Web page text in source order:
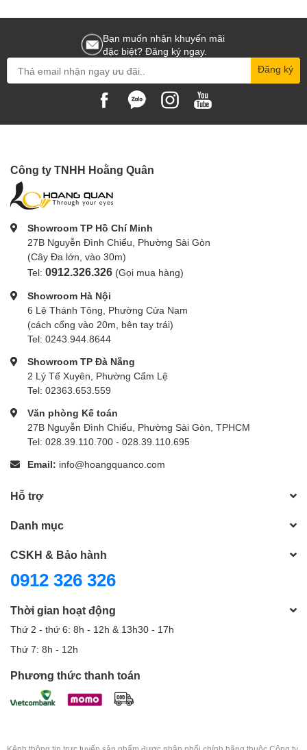
Bạn muốn nhận khuyến mãi
đặc biệt? Đăng ký ngay.
Đăng ký
Công ty TNHH Hoằng Quân
Showroom TP Hồ Chí Minh
27B Nguyễn Đình Chiểu, Phường Sài Gòn
(Cây Đa lớn, vào 30m)
Tel: 0912.326.326 (Gọi mua hàng)
Showroom Hà Nội
6 Lê Thánh Tông, Phường Cửa Nam
(cách cổng vào 20m, bên tay trái)
Tel: 0243.944.8644
Showroom TP Đà Nẵng
2 Lý Tế Xuyên, Phường Cẩm Lệ
Tel: 02363.653.559
Văn phòng Kế toán
27B Nguyễn Đình Chiểu, Phường Sài Gòn, TPHCM
Tel: 028.39.110.700 - 028.39.110.695
Email: info@hoangquanco.com
Hỗ trợ
Danh mục
CSKH & Bảo hành
0912 326 326
Thời gian hoạt động
Thứ 2 - thứ 6: 8h - 12h & 13h30 - 17h
Thứ 7: 8h - 12h
Phương thức thanh toán